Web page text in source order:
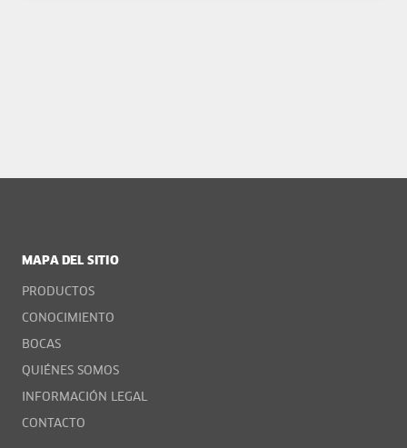
MAPA DEL SITIO
PRODUCTOS
CONOCIMIENTO
BOCAS
QUIÉNES SOMOS
INFORMACIÓN LEGAL
CONTACTO